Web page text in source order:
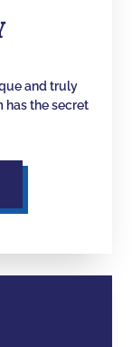
and truly
has the secret